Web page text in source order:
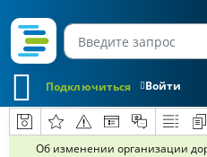
Войти
Подключиться
Об изменении организации